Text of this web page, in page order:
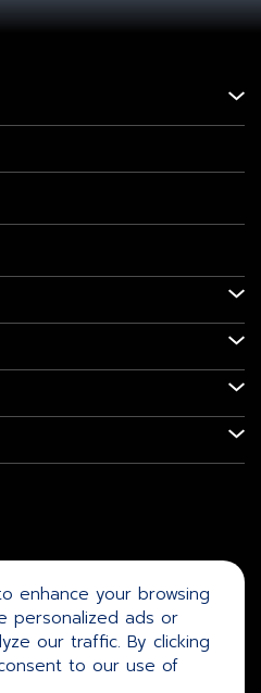
enhance your browsing
personalized ads or
our traffic. By clicking
to our use of
us.
POLICY